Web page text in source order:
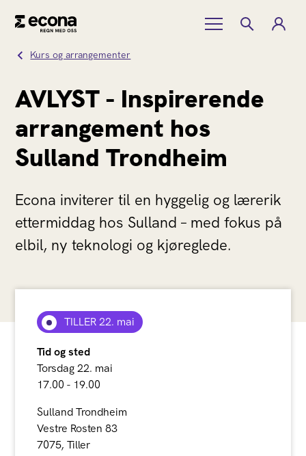
Kurs og arrangementer
AVLYST - Inspirerende
arrangement hos
Sulland Trondheim
Econa inviterer til en hyggelig og lærerik
ettermiddag hos Sulland – med fokus på
elbil, ny teknologi og kjøreglede.
TILLER 22. mai
Tid og sted
Torsdag 22. mai
17.00 - 19.00
Sulland Trondheim
Vestre Rosten 83
7075, Tiller